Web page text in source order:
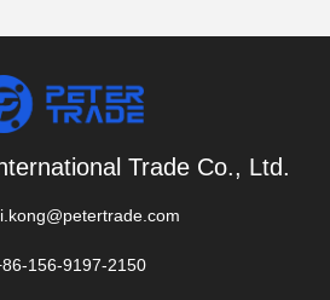
Trade Co., Ltd.
156-9197-2150